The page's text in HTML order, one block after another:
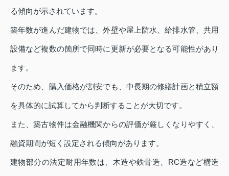
る傾向が示されています。
築年数が進んだ建物では、外壁や屋上防水、給排水管、共用
設備など複数の箇所で同時に更新が必要となる可能性があり
ます。
そのため、購入価格が割安でも、中長期の修繕計画と積立額
を具体的に試算してから判断することが大切です。
また、築古物件は金融機関からの評価が厳しくなりやすく、
融資期間が短く設定される傾向があります。
建物部分の法定耐用年数は、木造や鉄骨造、RC造など構造